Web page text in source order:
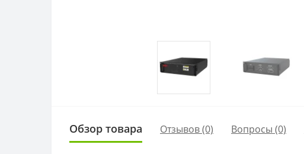
Обзор товара Отзывов (0) Вопросы (0)